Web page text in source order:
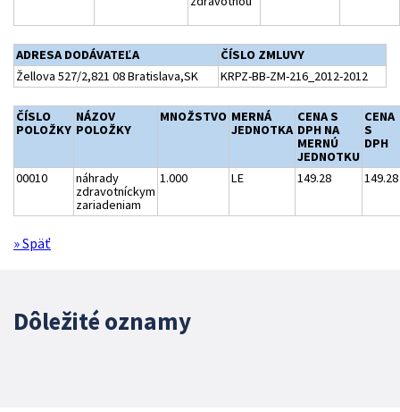
ADRESA DODÁVATEĽA
ČÍSLO ZMLUVY
Žellova 527/2,821 08 Bratislava,SK
KRPZ-BB-ZM-216_2012-2012
ČÍSLO
POLOŽKY
NÁZOV
POLOŽKY
MNOŽSTVO MERNÁ
JEDNOTKA
CENA S
DPH NA
MERNÚ
JEDNOTKU
CENA
S
DPH
00010
náhrady
zdravotníckym
zariadeniam
1.000 LE 149.28 149.28
» Späť
Dôležité oznamy